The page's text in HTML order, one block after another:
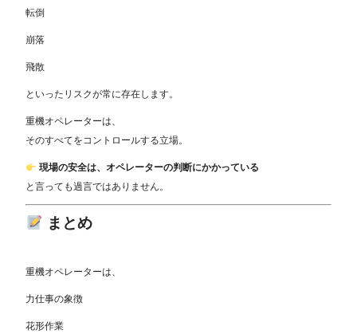
転倒
崩落
飛散
といったリスクが常に存在します。
重機オペレーターは、
そのすべてをコントロールする立場。
現場の安全は、オペレーターの判断にかかっている
と言っても過言ではありません。
まとめ
重機オペレーターは、
力仕事の象徴
花形作業